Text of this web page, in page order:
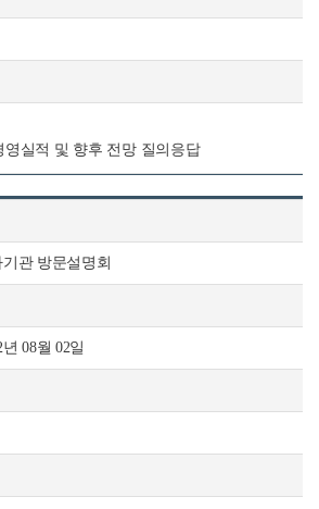
영실적 및 향후 전망 질의응답
관 방문설명회
08월 02일